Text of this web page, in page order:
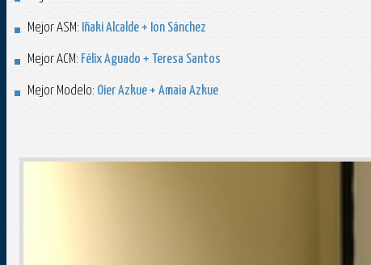
Mejor ASM: Iñaki Alcalde + Ion Sánchez
Mejor ACM: Félix Aguado + Teresa Santos
Mejor Modelo: Oier Azkue + Amaia Azkue